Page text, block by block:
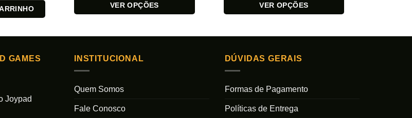
VER OPÇÕES
várias
opções
ser
VER OPÇÕES
várias
opções
ser
GAMES
Joypad
INSTITUCIONAL
Quem Somos
Fale Conosco
DÚVIDAS GERAIS
Formas de Pagamento
Políticas de Entrega